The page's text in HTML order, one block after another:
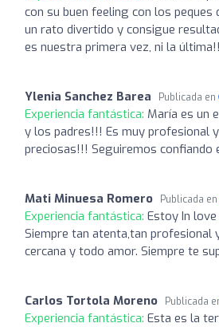
con su buen feeling con los peques
un rato divertido y consigue
es nuestra primera vez, ni la
Ylenia Sanchez Barea Publicada en
Experiencia fantástica: María es un
y los padres!!! Es muy profesional
preciosas!!! Seguiremos confiando
Mati Minuesa Romero Publicada en
Experiencia fantástica: Estoy In
Siempre tan atenta,tan profesional
cercana y todo amor. Siempre te
Carlos Tortola Moreno Publicada
Experiencia fantástica: Esta es la